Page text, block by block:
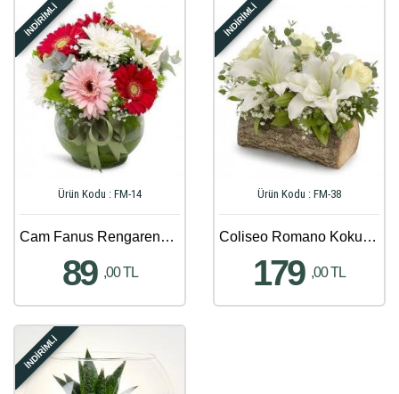
İNDİRİMLİ
Ürün Kodu : FM-14
Cam Fanus Rengarenk Gerbera Aranjmanı
89 ,00 TL
İNDİRİMLİ
Ürün Kodu : FM-38
Coliseo Romano Kokulu Lilyumlar
179 ,00 TL
İNDİRİMLİ